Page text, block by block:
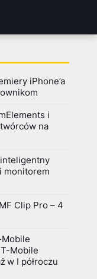
iPhone’a
i
na
inteligentny
monitorem
Clip Pro – 4
Mobile
w I półroczu